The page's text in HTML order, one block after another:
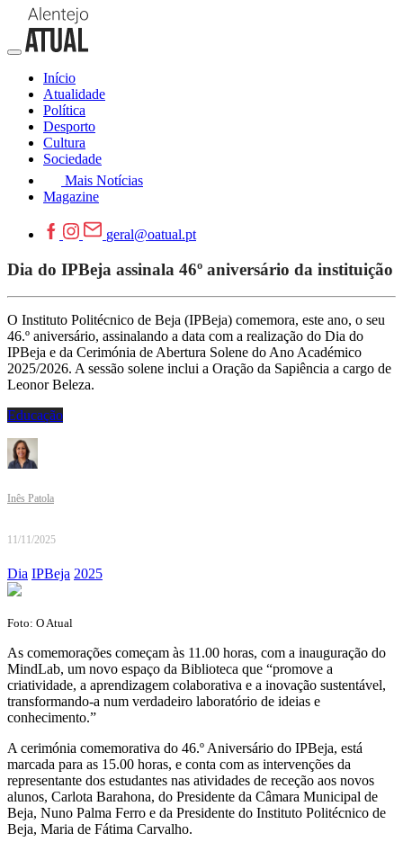
Início
Atualidade
Política
Desporto
Cultura
Sociedade
Mais Notícias
Magazine
geral@oatual.pt
Dia do IPBeja assinala 46º aniversário da instituição
O Instituto Politécnico de Beja (IPBeja) comemora, este ano, o seu
46.º aniversário, assinalando a data com a realização do Dia do
IPBeja e da Cerimónia de Abertura Solene do Ano Académico
2025/2026. A sessão solene inclui a Oração da Sapiência a cargo de
Leonor Beleza.
Educação
Inês Patola
11/11/2025
Dia IPBeja 2025
Foto: O Atual
As comemorações começam às 11.00 horas, com a inauguração do
MindLab, um novo espaço da Biblioteca que “promove a
criatividade, a aprendizagem colaborativa e a inovação sustentável,
transformando-a num verdadeiro laboratório de ideias e
conhecimento.”
A cerimónia comemorativa do 46.º Aniversário do IPBeja, está
marcada para as 15.00 horas, e conta com as intervenções da
representante dos estudantes nas atividades de receção aos novos
alunos, Carlota Barahona, do Presidente da Câmara Municipal de
Beja, Nuno Palma Ferro e da Presidente do Instituto Politécnico de
Beja, Maria de Fátima Carvalho.